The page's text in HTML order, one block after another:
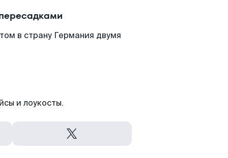
в страну Германия двумя
и лоукосты.